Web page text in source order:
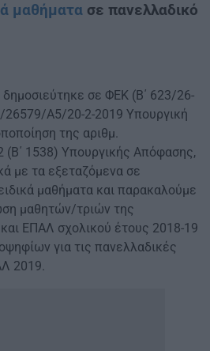
μαθήματα σε πανελλαδικό
σε ΦΕΚ (Β΄ 623/26-
26579/Α5/20-2-2019 Υπουργική
της αριθμ.
1538) Υπουργικής Απόφασης,
με τα εξεταζόμενα σε
μαθήματα και παρακαλούμε
μαθητών/τριών της
ΕΠΑΛ σχολικού έτους 2018-19
για τις πανελλαδικές
2019.